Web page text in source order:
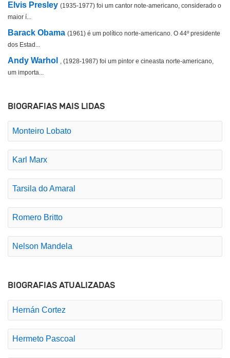
Elvis Presley (1935-1977) foi um cantor note-americano, considerado o
maior í...
Barack Obama (1961) é um político norte-americano. O 44º presidente
dos Estad...
Andy Warhol
, (1928-1987) foi um pintor e cineasta norte-americano,
um importa...
BIOGRAFIAS MAIS LIDAS
Monteiro Lobato
Karl Marx
Tarsila do Amaral
Romero Britto
Nelson Mandela
BIOGRAFIAS ATUALIZADAS
Hernán Cortez
Hermeto Pascoal